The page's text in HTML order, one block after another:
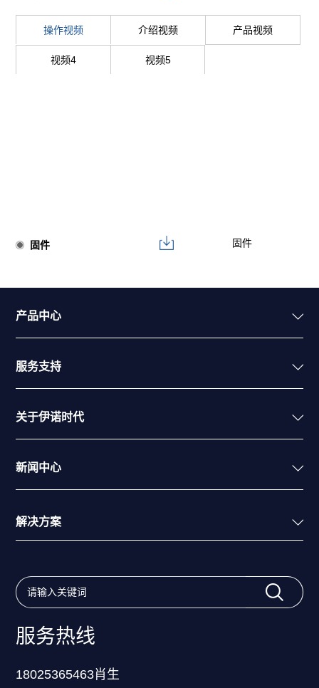
操作视频 介绍视频 产品视频
视频4 视频5
固件 固件
产品中心
服务支持
关于伊诺时代
新闻中心
解决方案
服务热线
18025365463肖生